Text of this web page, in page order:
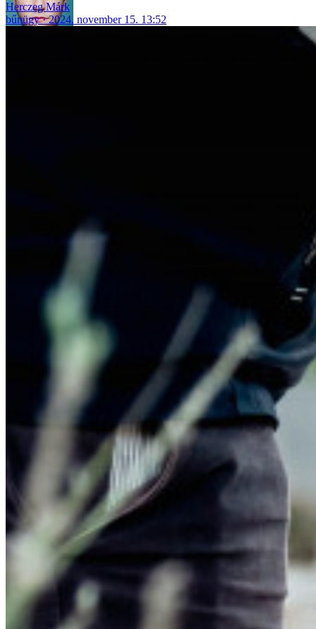
Herczeg Márk
bűnügy
2024. november 15. 13:52